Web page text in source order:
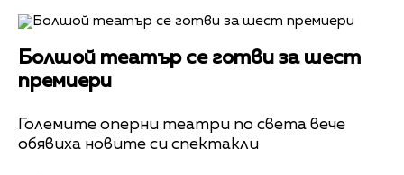
Болшой театър се готви за шест
премиери
Големите оперни театри по света вече
обявиха новите си спектакли